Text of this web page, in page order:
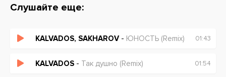
Слушайте еще:
KALVADOS, SAKHAROV- ЮНОСТЬ (Remix) 01:43
KALVADOS - Так душно (Remix) 01:54